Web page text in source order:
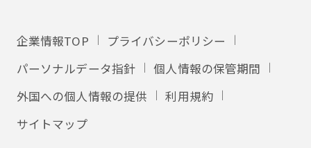
企業情報TOP
プライバシーポリシー
パーソナルデータ指針
個人情報の保管期間
外国への個人情報の提供
利用規約
サイトマップ